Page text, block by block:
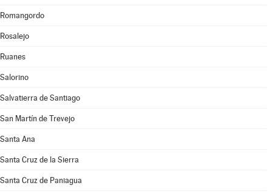
Romangordo
Rosalejo
Ruanes
Salorino
Salvatierra de Santiago
San Martín de Trevejo
Santa Ana
Santa Cruz de la Sierra
Santa Cruz de Paniagua